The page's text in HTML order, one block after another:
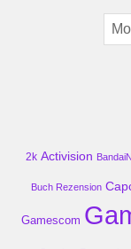
2k Activision
Buch Rezension
Gamescom